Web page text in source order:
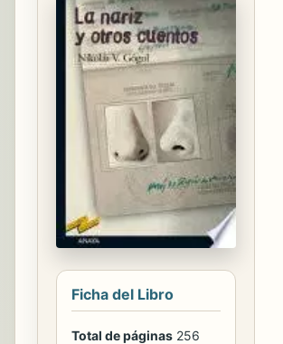
Ficha del Libro
Total de páginas 256